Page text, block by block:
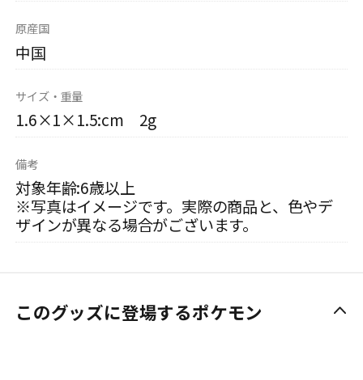
原産国
中国
サイズ・重量
1.6×1×1.5:cm 2g
備考
対象年齢:6歳以上
※写真はイメージです。実際の商品と、色やデ
ザインが異なる場合がございます。
このグッズに登場するポケモン